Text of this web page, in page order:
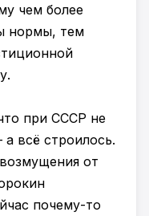
чем более
нормы, тем
при СССР не
всё строилось.
от
почему-то